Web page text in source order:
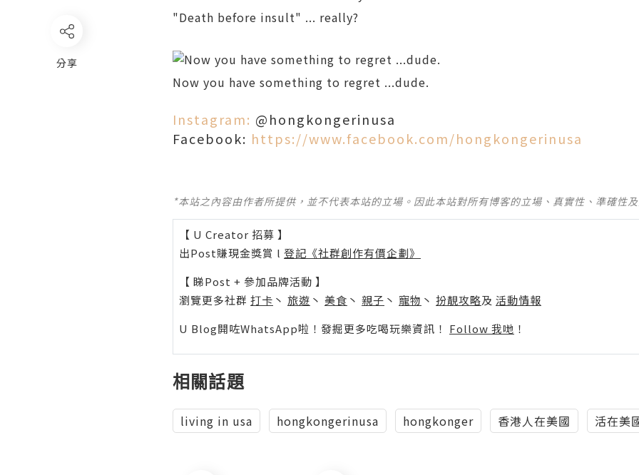
分享
"Death before insult" ... really?
Now you have something to regret ...dude.
Instagram: @hongkongerinusa
Facebook: https://www.facebook.com/hongkongerinusa
*本站之內容由作者所提供，並不代表本站的立場。因此本站對所有博客的立場、真實性、準確性
【 U Creator 招募 】
出Post賺現金獎賞 l 登記《社群創作有價企劃》
【 睇Post + 參加品牌活動 】
瀏覽更多社群 打卡 丶 旅遊 丶 美食 丶 親子 丶 寵物 丶 扮靚攻略及 活動情報
U Blog開咗WhatsApp啦！發掘更多吃喝玩樂資訊！ Follow 我哋 ！
相關話題
living in usa hongkongerinusa hongkonger 香港人在美國 活在美